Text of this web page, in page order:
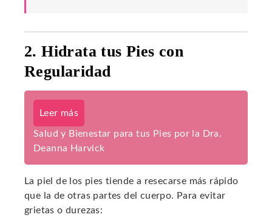
2. Hidrata tus Pies con
Regularidad
Leer más
Salud y Bienestar para tus Pies por la Dra.
Deanna Harvick
La piel de los pies tiende a resecarse más rápido
que la de otras partes del cuerpo. Para evitar
grietas o durezas: